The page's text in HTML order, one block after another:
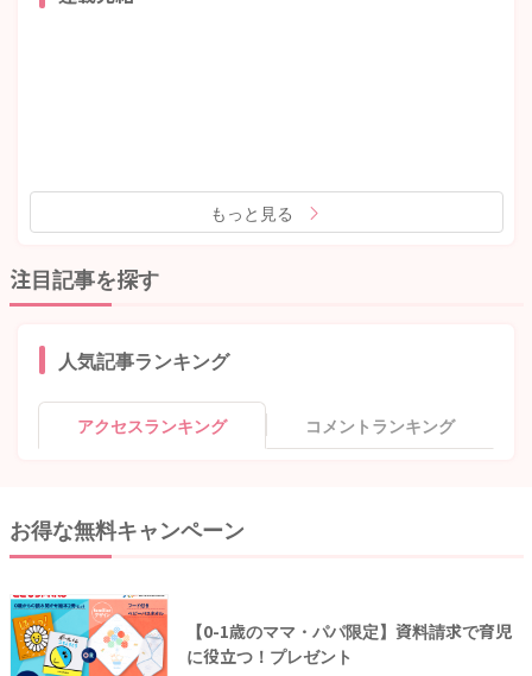
もっと見る
注目記事を探す
人気記事ランキング
アクセスランキング コメントランキング
お得な無料キャンペーン
【0-1歳のママ・パパ限定】資料請求で育児
に役立つ！プレゼント